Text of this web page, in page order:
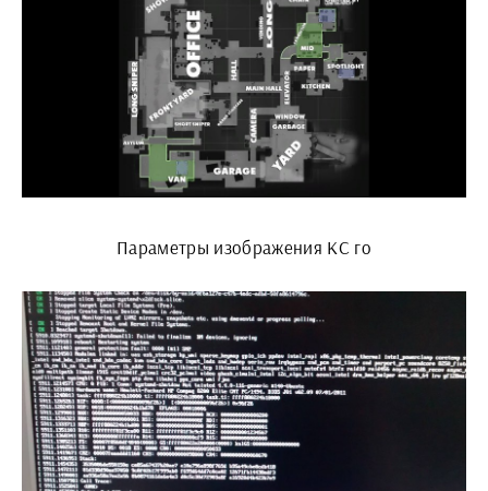
Параметры изображения КС го